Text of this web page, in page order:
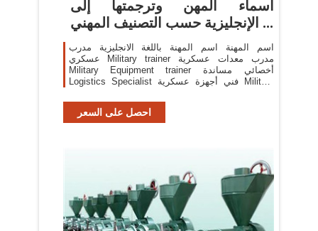
أسماء المهن وترجمتها إلى
الإنجليزية حسب التصنيف المهني ...
اسم المهنة اسم المهنة باللغة الانجليزية مدرب
عسكري Military trainer مدرب معدات عسكرية
Military Equipment trainer أخصائي مساندة
Logistics Specialist فني أجهزة عسكرية Military
Deputy Minister رئيس مجلس إدارة Chairman of
board of directors ...
احصل على السعر